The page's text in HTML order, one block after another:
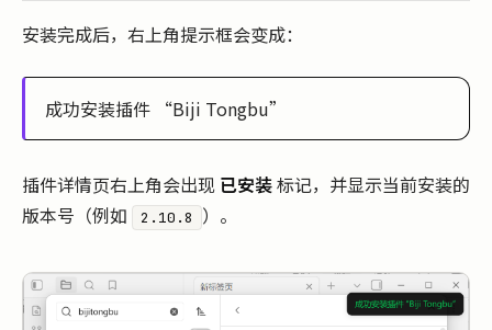
安装完成后，右上角提示框会变成：
成功安装插件 “Biji Tongbu”
插件详情页右上角会出现 已安装标记，并显示当前安装的
版本号（例如
2.10.8 ）。